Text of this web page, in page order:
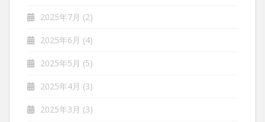
2025年7月 (2)
2025年6月 (4)
2025年5月 (5)
2025年4月 (3)
2025年3月 (3)